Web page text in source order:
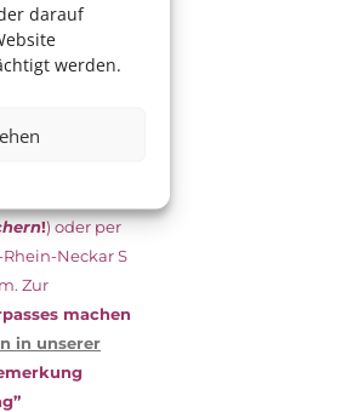
darauf
werden.
mit
(Bürgergeld/
Per E-Mail
!) oder per
Neckar S
Zur
machen
in unserer